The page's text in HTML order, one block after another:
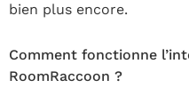
bien plus encore.
Comment fonctionne
RoomRaccoon ?